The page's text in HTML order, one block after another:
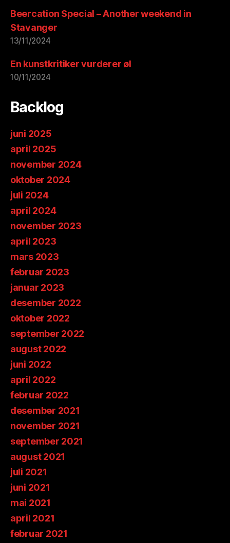
Beercation Special – Another weekend in
Stavanger
13/11/2024
En kunstkritiker vurderer øl
10/11/2024
Backlog
juni 2025
april 2025
november 2024
oktober 2024
juli 2024
april 2024
november 2023
april 2023
mars 2023
februar 2023
januar 2023
desember 2022
oktober 2022
september 2022
august 2022
juni 2022
april 2022
februar 2022
desember 2021
november 2021
september 2021
august 2021
juli 2021
juni 2021
mai 2021
april 2021
februar 2021